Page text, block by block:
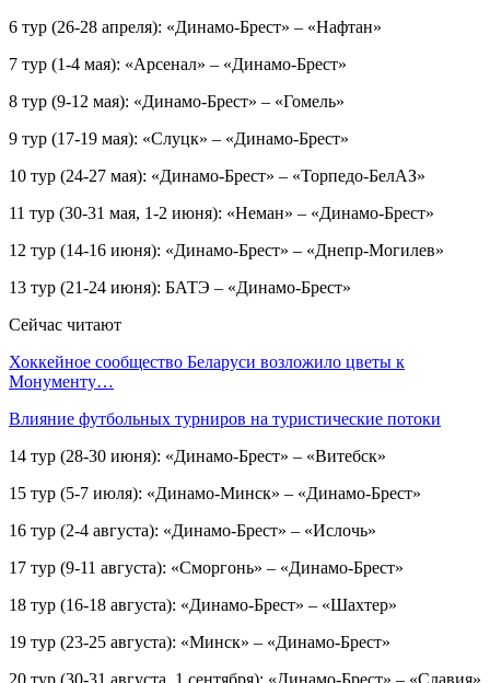
6 тур (26-28 апреля): «Динамо-Брест» – «Нафтан»
7 тур (1-4 мая): «Арсенал» – «Динамо-Брест»
8 тур (9-12 мая): «Динамо-Брест» – «Гомель»
9 тур (17-19 мая): «Слуцк» – «Динамо-Брест»
10 тур (24-27 мая): «Динамо-Брест» – «Торпедо-БелАЗ»
11 тур (30-31 мая, 1-2 июня): «Неман» – «Динамо-Брест»
12 тур (14-16 июня): «Динамо-Брест» – «Днепр-Могилев»
13 тур (21-24 июня): БАТЭ – «Динамо-Брест»
Сейчас читают
Хоккейное сообщество Беларуси возложило цветы к
Монументу…
Влияние футбольных турниров на туристические потоки
14 тур (28-30 июня): «Динамо-Брест» – «Витебск»
15 тур (5-7 июля): «Динамо-Минск» – «Динамо-Брест»
16 тур (2-4 августа): «Динамо-Брест» – «Ислочь»
17 тур (9-11 августа): «Сморгонь» – «Динамо-Брест»
18 тур (16-18 августа): «Динамо-Брест» – «Шахтер»
19 тур (23-25 августа): «Минск» – «Динамо-Брест»
20 тур (30-31 августа, 1 сентября): «Динамо-Брест» – «Славия»